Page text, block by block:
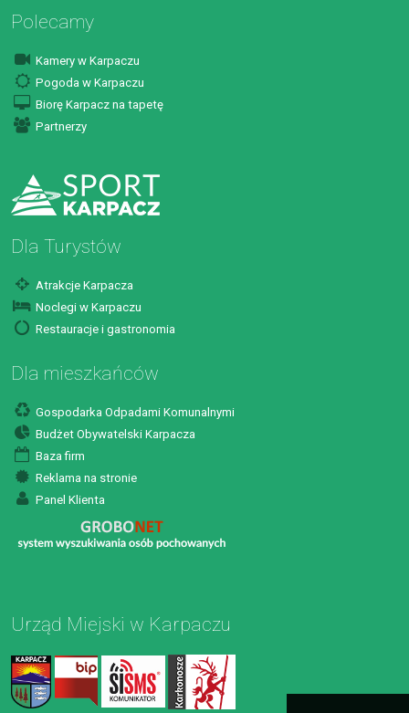
Polecamy
Kamery w Karpaczu
Pogoda w Karpaczu
Biorę Karpacz na tapetę
Partnerzy
Dla Turystów
Atrakcje Karpacza
Noclegi w Karpaczu
Restauracje i gastronomia
Dla mieszkańców
Gospodarka Odpadami Komunalnymi
Budżet Obywatelski Karpacza
Baza firm
Reklama na stronie
Panel Klienta
Urząd Miejski w Karpaczu